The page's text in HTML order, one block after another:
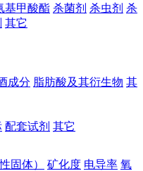
基甲酸酯 杀菌剂 杀虫剂 杀
其它
成分 脂肪酸及其衍生物 其
配套试剂 其它
固体） 矿化度 电导率 氧